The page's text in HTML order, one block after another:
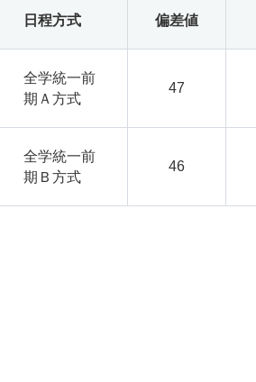
日程方式 偏差値
全学統一前
期Ａ方式
47
全学統一前
期Ｂ方式
46